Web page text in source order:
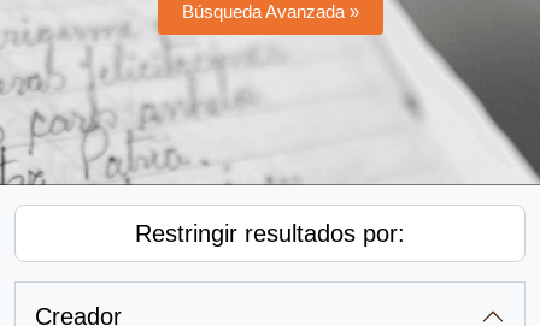
Búsqueda Avanzada »
Restringir resultados por:
Creador